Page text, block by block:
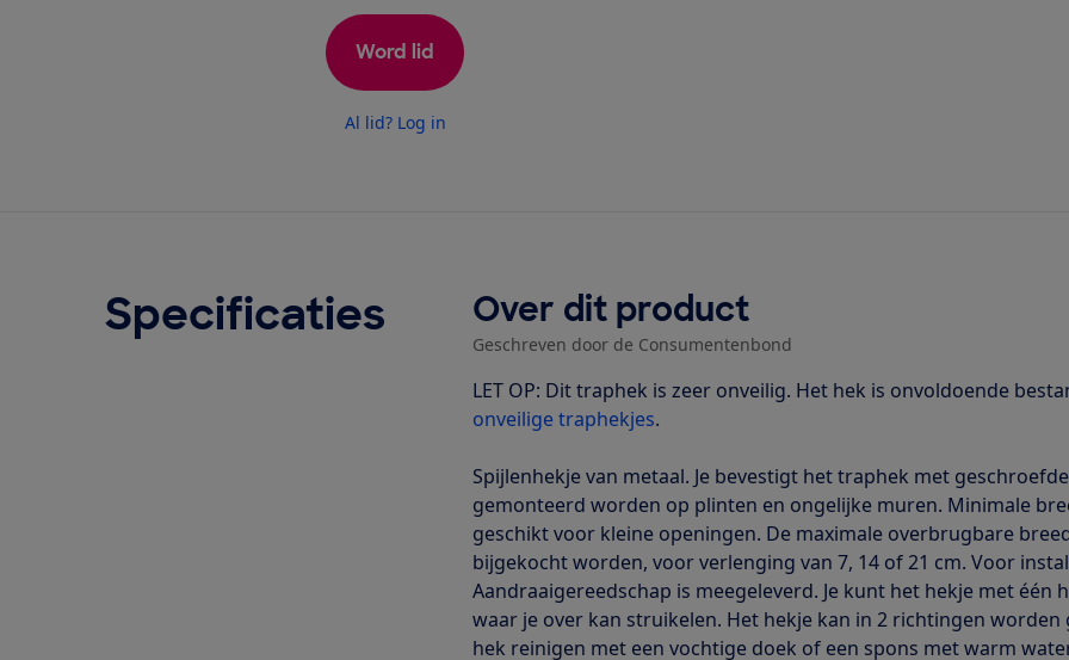
Word lid
Al lid? Log in
Specificaties Over dit product
Geschreven door de Consumentenbond
LET OP: Dit traphek is zeer onveilig. Het hek is onvoldoende
onveilige traphekjes.
Spijlenhekje van metaal. Je bevestigt het traphek met
gemonteerd worden op plinten en ongelijke muren. Minimale
geschikt voor kleine openingen. De maximale overbrugbare
bijgekocht worden, voor verlenging van 7, 14 of 21 cm. Voor
Aandraaigereedschap is meegeleverd. Je kunt het hekje met één
waar je over kan struikelen. Het hekje kan in 2 richtingen worden
hek reinigen met een vochtige doek of een spons met warm